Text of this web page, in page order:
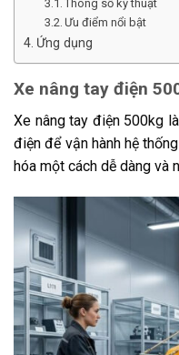
Thông số kỹ thuật
Ưu điểm nổi bật
Ứng dụng
Xe nâng tay điện
Xe nâng tay điện 500kg
điện để vận hành hệ
hóa một cách dễ dàng và